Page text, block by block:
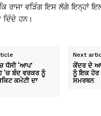
ਰਾਜਾ ਵੜਿੰਗ ਇਸ ਲੱਗੇ ਇਨ੍ਹਾਂ
ਦਿੰਦੇ ਹਨ।
ਧੱਸੀ ‘ਆਪ’
‘ਚ ਬੰਦ ਵਰਕਰ ਨੂੰ
ਕਮੇਟੀ ਦਾ
Next
ਕੇਂਦਰ ਦੇ
ਨੂੰ ਇਕ ਹੋਰ
ਸਮਰਥਨ